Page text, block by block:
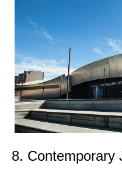
8. Contemporary